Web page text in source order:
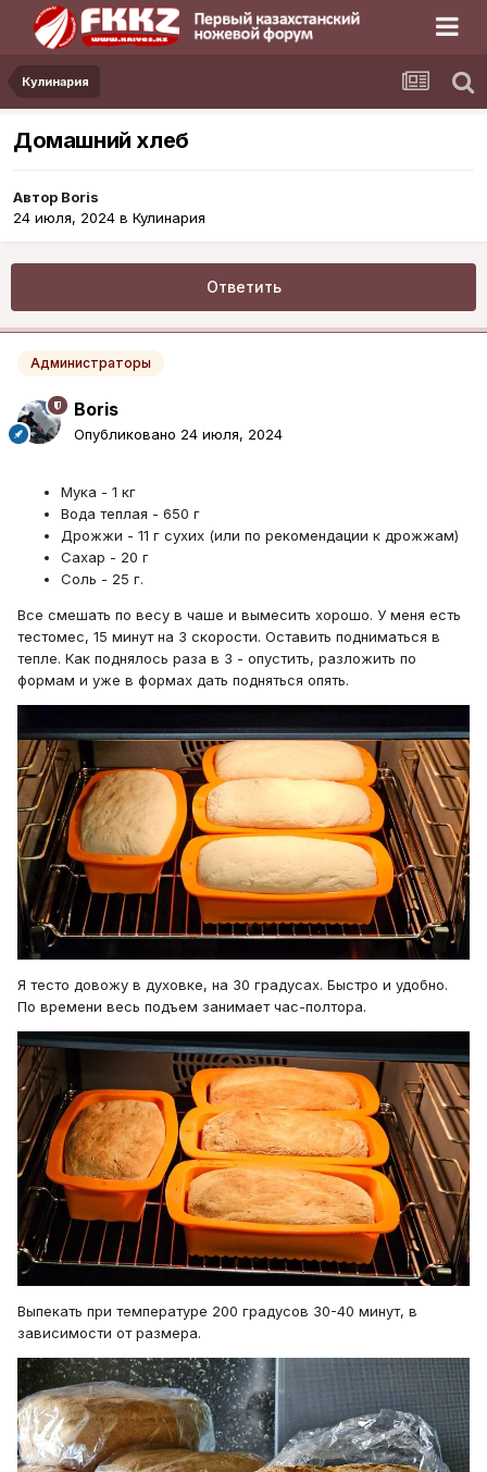
Кулинария
Домашний хлеб
Автор Boris
24 июля, 2024 в Кулинария
Ответить
Администраторы
Boris
Опубликовано 24 июля, 2024
Мука - 1 кг
Вода теплая - 650 г
Дрожжи - 11 г сухих (или по рекомендации к дрожжам)
Сахар - 20 г
Соль - 25 г.
Все смешать по весу в чаше и вымесить хорошо. У меня есть
тестомес, 15 минут на 3 скорости. Оставить подниматься в
тепле. Как поднялось раза в 3 - опустить, разложить по
формам и уже в формах дать подняться опять.
Я тесто довожу в духовке, на 30 градусах. Быстро и удобно.
По времени весь подъем занимает час-полтора.
Выпекать при температуре 200 градусов 30-40 минут, в
зависимости от размера.